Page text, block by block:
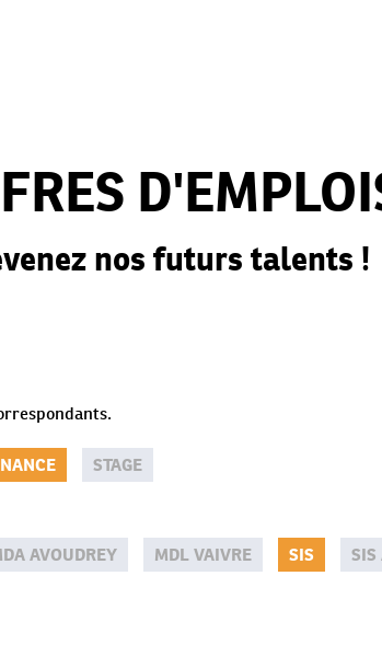
nos futurs talents !
STAGE
AVOUDREY MDL VAIVRE SIS
SIS